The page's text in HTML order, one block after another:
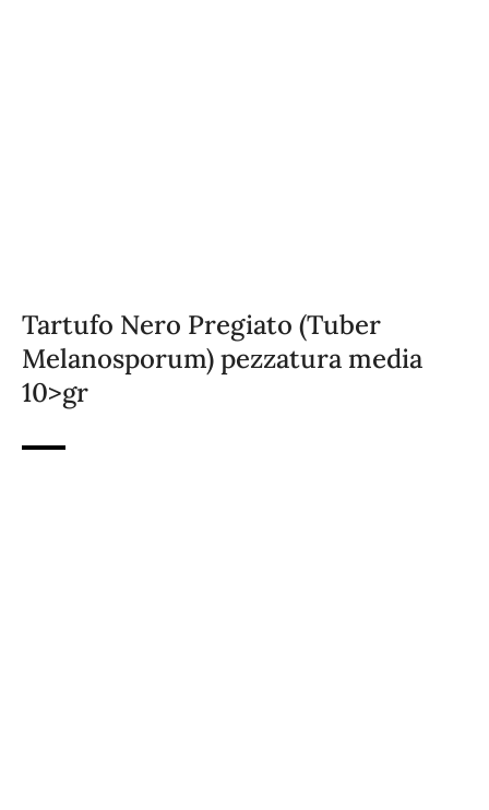
Tartufo Nero Pregiato (Tuber
Melanosporum) pezzatura media
10>gr